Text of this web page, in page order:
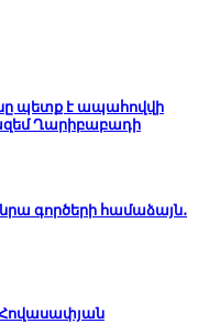
պետք է ապահովվի
Ղարիբաբադի
գործերի համաձայն․
Հովասափյան